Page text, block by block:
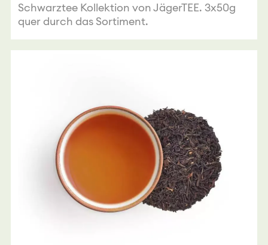
Schwarztee Kollektion von JägerTEE. 3x50g
quer durch das Sortiment.